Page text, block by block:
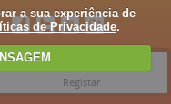
a sua experiência de
de Privacidade.
Registar